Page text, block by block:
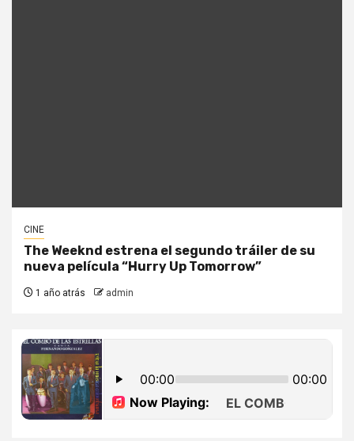
CINE
The Weeknd estrena el segundo tráiler de su
nueva película “Hurry Up Tomorrow”
1 año atrás admin